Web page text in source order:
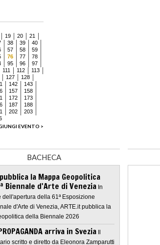
19 20
21
38 39
40
57 58
59
76 77
78
95 96
97
111 112
113
127
128
142
143
157
158
172
173
187
188
202
203
EVENTO >
BACHECA
la Mappa Geopolitica
Biennale d'Arte di Venezia In
dell'apertura della 61ª Esposizione
d'Arte di Venezia, ARTE.it pubblica la
della Biennale 2026
arriva in Svezia Il
scritto e diretto da Eleonora Zamparutti